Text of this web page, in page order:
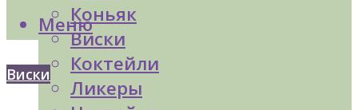
Коньяк
Виски
Коктейли
Ликеры
Меню
Виски